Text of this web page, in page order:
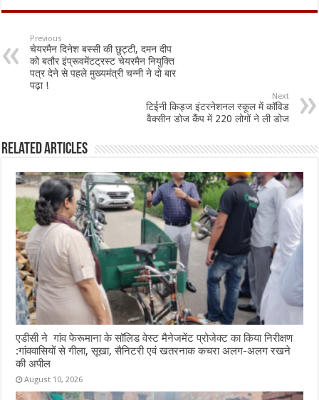
e
b
o
o
at
sA
p
p
ai
l
ar
e
Previous
चेयरमैन दिनेश बस्सी की छुट्टी, दमन दीप
को बतौर इंप्रूवमेंटट्रस्ट चेयरमैन नियुक्ति
पत्र देने से पहले मुख्यमंत्री चन्नी ने दो बार
पढ़ा !
Next
टिईनी किड्ज इंटरनेशनल स्कूल में कॉविड
वैक्सीन डोज कैंप में 220 लोगों ने ली डोज
Related Articles
एडीसी ने गांव फेरूमाना के सॉलिड वेस्ट मैनेजमेंट प्रोजेक्ट का किया निरीक्षण
:गांववासियों से गीला, सूखा, सैनिटरी एवं खतरनाक कचरा अलग-अलग रखने
की अपील
August 10, 2026